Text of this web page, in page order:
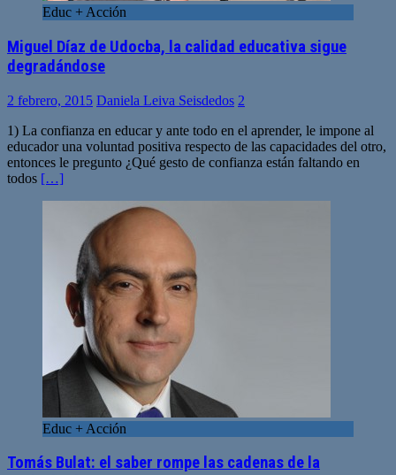
Educ + Acción
Miguel Díaz de Udocba, la calidad educativa sigue
degradándose
2 febrero, 2015 Daniela Leiva Seisdedos 2
1) La confianza en educar y ante todo en el aprender, le impone al
educador una voluntad positiva respecto de las capacidades del otro,
entonces le pregunto ¿Qué gesto de confianza están faltando en
todos […]
Educ + Acción
Tomás Bulat: el saber rompe las cadenas de la